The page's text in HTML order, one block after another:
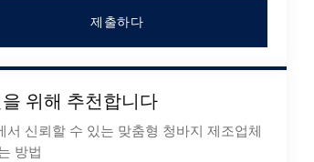
제출하다
위해 추천합니다
서 신뢰할 수 있는 맞춤형 청바지 제조업체
방법